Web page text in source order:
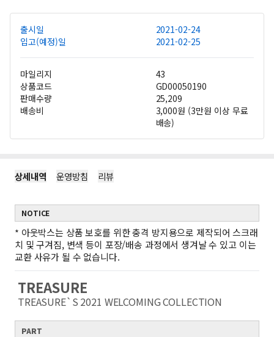
출시일
2021-02-24
입고(예정)일
2021-02-25
마일리지
43
상품코드
GD00050190
판매수량
25,209
배송비
3,000원 (3만원 이상 무료
배송)
상세내역 운영방침 리뷰
NOTICE
* 아웃박스는 상품 보호를 위한 충격 방지용으로 제작되어 스크래
치 및 구겨짐, 변색 등이 포장/배송 과정에서 생겨날 수 있고 이는
교환 사유가 될 수 없습니다.
TREASURE
TREASURE`S 2021 WELCOMING COLLECTION
PART